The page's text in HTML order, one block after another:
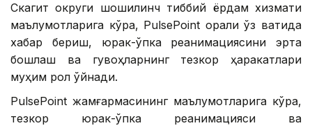
Скагит округи шошилинч тиббий ёрдам хизмати
маълумотларига кўра, PulsePoint орқали ўз вақтида
хабар бериш, юрак-ўпка реанимациясини эрта
бошлаш ва гувоҳларнинг тезкор ҳаракатлари
муҳим рол ўйнади.
PulsePoint жамғармасининг маълумотларига кўра,
тезкор юрак-ўпка реанимацияси ва